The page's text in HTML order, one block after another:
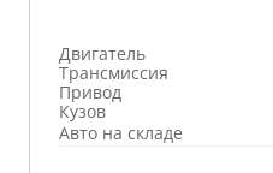
Двигатель
Трансмиссия
Привод
Кузов
Авто на складе